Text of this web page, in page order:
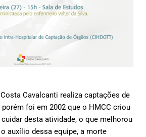
Cavalcanti realiza captações de
foi em 2002 que o HMCC criou
desta atividade, o que melhorou
auxílio dessa equipe, a morte